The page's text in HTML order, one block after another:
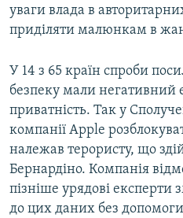
уваги влада в
приділяти малюнкам в
У 14 з 65 країн спроби
безпеку мали негативний
приватність. Так у
компанії Apple
належав терористу, що
Бернардіно. Компанія
пізніше урядові експерти
до цих даних без